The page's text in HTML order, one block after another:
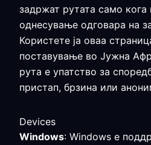
задржат рутата само кога
однесување одговара на
Користете ја оваа
поставување во Јужна
рута е упатство за
пристап, брзина или
Devices
Windows: Windows е